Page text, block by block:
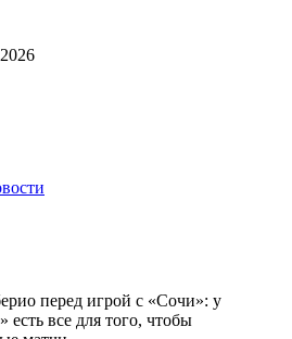
перед игрой с «Сочи»: у
все для того, чтобы